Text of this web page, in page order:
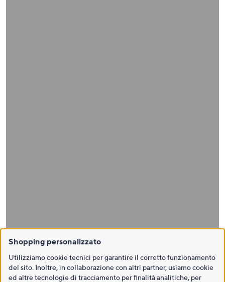
Shopping personalizzato
Utilizziamo cookie tecnici per garantire il corretto funzionamento
del sito. Inoltre, in collaborazione con altri partner, usiamo cookie
ed altre tecnologie di tracciamento per finalità analitiche, per